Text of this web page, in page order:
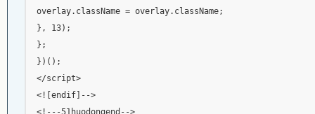
overlay.className = overlay.className;
}, 13);
};
})();
</script>
<![endif]-->
<!---51huodongend-->